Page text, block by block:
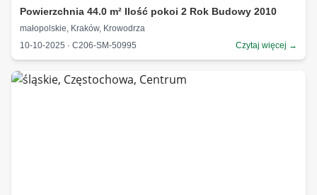
Powierzchnia 44.0 m² Ilość pokoi 2 Rok Budowy 2010
małopolskie, Kraków, Krowodrza
10-10-2025 · C206-SM-50995
Czytaj więcej →